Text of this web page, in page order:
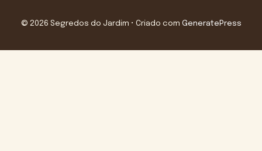
© 2026 Segredos do Jardim • Criado com GeneratePress